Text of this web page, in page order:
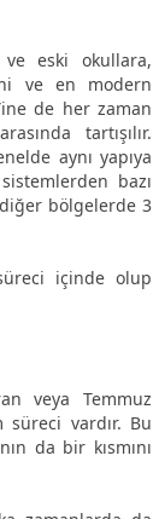
eski okullara,
ve en modern
de her zaman
tartışılır.
aynı yapıya
bazı
bölgelerde 3
içinde olup
veya Temmuz
vardır. Bu
da bir kısmını